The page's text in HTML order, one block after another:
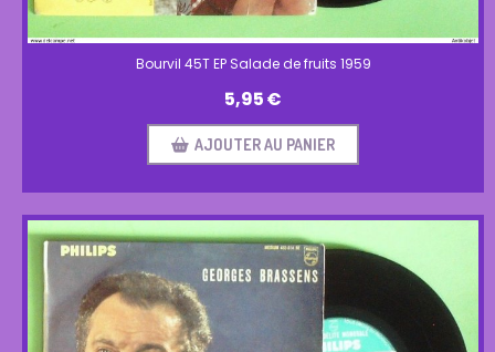
Bourvil 45T EP Salade de fruits 1959
5,95€
AJOUTER AU PANIER